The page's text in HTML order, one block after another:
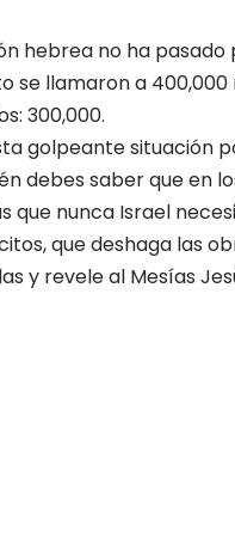
hebrea no ha pasado
se llamaron a
300,000.
golpeante situación
debes saber que en
que nunca Israel
que deshaga las
y revele al Mesías